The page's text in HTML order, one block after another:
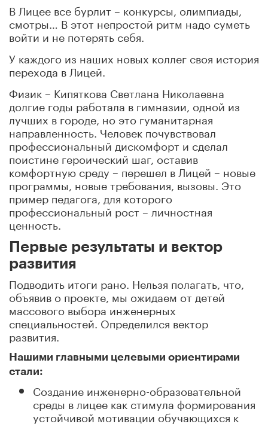
В Лицее все бурлит – конкурсы, олимпиады,
смотры… В этот непростой ритм надо суметь
войти и не потерять себя.
У каждого из наших новых коллег своя история
перехода в Лицей.
Физик – Кипяткова Светлана Николаевна
долгие годы работала в гимназии, одной из
лучших в городе, но это гуманитарная
направленность. Человек почувствовал
профессиональный дискомфорт и сделал
поистине героический шаг, оставив
комфортную среду – перешел в Лицей – новые
программы, новые требования, вызовы. Это
пример педагога, для которого
профессиональный рост – личностная
ценность.
Первые результаты и вектор
развития
Подводить итоги рано. Нельзя полагать, что,
объявив о проекте, мы ожидаем от детей
массового выбора инженерных
специальностей. Определился вектор
развития.
Нашими главными целевыми ориентирами
стали:
Создание инженерно-образовательной
среды в лицее как стимула формирования
устойчивой мотивации обучающихся к